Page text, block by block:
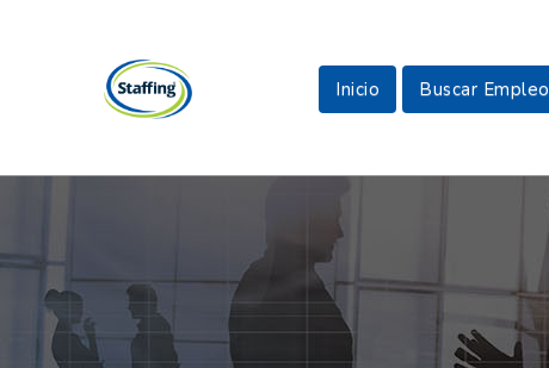
Inicio Buscar Empleo